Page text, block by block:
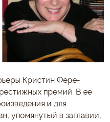
Кристин Фере-
премий. В её
и для
упомянутый в заглавии,